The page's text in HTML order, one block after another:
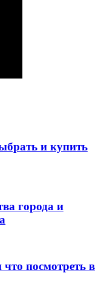
и купить
города и
что посмотреть в